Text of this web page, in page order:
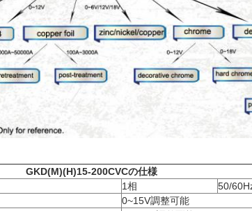
GKD(M)(H)15-200CVCの仕様
1相 50/
0~15V調整可能